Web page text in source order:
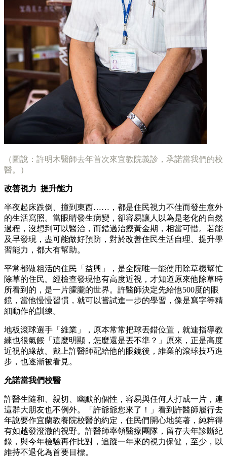
（圖說：許明木醫師去年首次來宜教院義診，承諾當我們的校
醫。）
改善視力 提升能力
半夜起床跌倒、撞到東西……，都是住民視力不佳而發生意外
的生活寫照。當眼睛發生病變，卻容易讓人以為是老化的自然
過程，沒想到可以醫治，而錯過治療黃金期，相當可惜。若能
及早發現，盡可能做好預防，對於改善住民生活自理、提升學
習能力，都大有幫助。
平常都做粗活的住民「益興」，是全院唯一能使用除草機幫忙
除草的住民。經檢查發現他有高度近視，才知道原來他除草時
所看到的，是一片朦朧的世界。許醫師決定先給他500度的眼
鏡，當他慢慢習慣，就可以嘗試進一步的學習，像是寫字等精
細動作的訓練。
地板滾球選手「維業」，原本常常把球丟錯位置，就連指導教
練也很氣餒「這麼明顯，怎麼還是丟不準？」原來，正是高度
近視的緣故。戴上許醫師配給他的眼鏡後，維業的滾球技巧進
步，也逐漸被看見。
允諾當我們校醫
許醫生隨和、親切、幽默的個性，容易與任何人打成一片，連
這群大朋友也不例外。「許爺爺您來了！」看到許醫師履行去
年說要作宜蘭教養院校醫的約定，住民們開心地笑著，純粹得
有如越發澄澈的視野。許醫師率領醫療團隊，留存去年診斷紀
錄，與今年檢驗再作比對，追蹤一年來的視力保健，至少，以
維持不退化為首要目標。